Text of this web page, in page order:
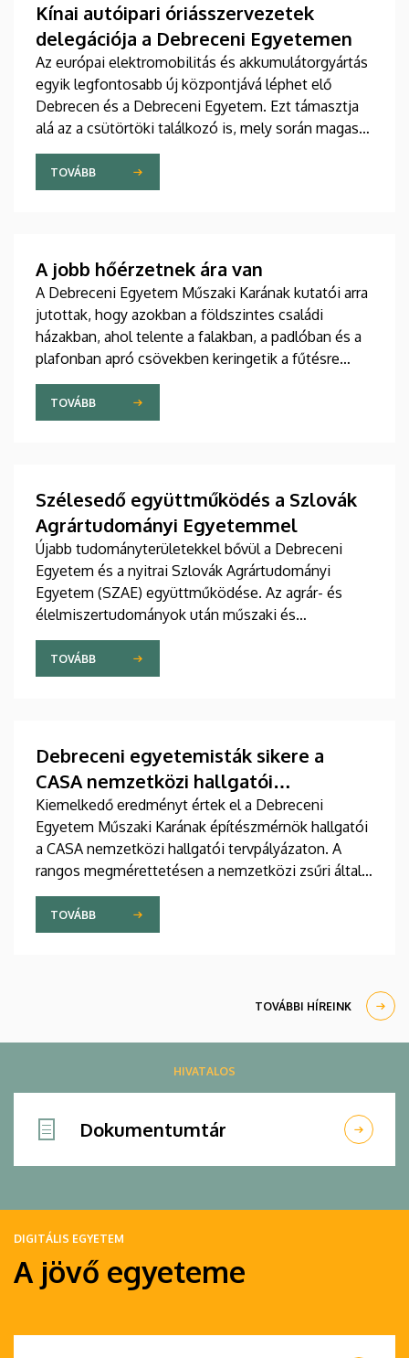
Kínai autóipari óriásszervezetek
delegációja a Debreceni Egyetemen
Az európai elektromobilitás és akkumulátorgyártás
egyik legfontosabb új központjává léphet elő
Debrecen és a Debreceni Egyetem. Ezt támasztja
alá az a csütörtöki találkozó is, mely során magas
rangú kínai delegációt fogadtak az intézmény
vezetői a Főépület Rektori Tanácstermében. A
megbeszélés fókuszában az egyetem hivatalos
TOVÁBB
A jobb hőérzetnek ára van
A Debreceni Egyetem Műszaki Karának kutatói arra
jutottak, hogy azokban a földszintes családi
házakban, ahol telente a falakban, a padlóban és a
plafonban apró csövekben keringetik a fűtésre
használt melegvizet, az egyenletesebb eloszlás
miatt jobb ugyan a hőérzet, mint egy radiátoros
épületben, ugyanakkor az előbbi fűtési megoldás
TOVÁBB
Szélesedő együttműködés a Szlovák
Agrártudományi Egyetemmel
Újabb tudományterületekkel bővül a Debreceni
Egyetem és a nyitrai Szlovák Agrártudományi
Egyetem (SZAE) együttműködése. Az agrár- és
élelmiszertudományok után műszaki és
gazdaságtudományi területeken is szorosabbra fűzi
viszonyát a két intézmény. A mások mellett
oktató- és hallgatócseréről, közös konferenciákról
TOVÁBB
Debreceni egyetemisták sikere a
CASA nemzetközi hallgatói
tervpályázaton
Kiemelkedő eredményt értek el a Debreceni
Egyetem Műszaki Karának építészmérnök hallgatói
a CASA nemzetközi hallgatói tervpályázaton. A
rangos megmérettetésen a nemzetközi zsűri által
kiválasztott tíz legjobb pályamunka közül három a
debreceni hallgatók tervei közül került ki.
TOVÁBB
TOVÁBBI HÍREINK
HIVATALOS
Dokumentumtár
DIGITÁLIS EGYETEM
A jövő egyeteme